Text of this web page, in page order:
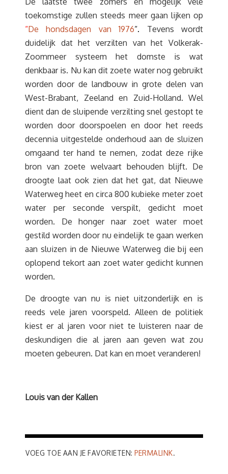
toekomstige zullen steeds meer gaan lijken op
“De hondsdagen van 1976“. Tevens wordt
duidelijk dat het verzilten van het Volkerak-
Zoommeer systeem het domste is wat
denkbaar is. Nu kan dit zoete water nog gebruikt
worden door de landbouw in grote delen van
West-Brabant, Zeeland en Zuid-Holland. Wel
dient dan de sluipende verzilting snel gestopt te
worden door doorspoelen en door het reeds
decennia uitgestelde onderhoud aan de sluizen
omgaand ter hand te nemen, zodat deze rijke
bron van zoete welvaart behouden blijft. De
droogte laat ook zien dat het gat, dat Nieuwe
Waterweg heet en circa 800 kubieke meter zoet
water per seconde verspilt, gedicht moet
worden. De honger naar zoet water moet
gestild worden door nu eindelijk te gaan werken
aan sluizen in de Nieuwe Waterweg die bij een
oplopend tekort aan zoet water gedicht kunnen
worden.
De droogte van nu is niet uitzonderlijk en is
reeds vele jaren voorspeld. Alleen de politiek
kiest er al jaren voor niet te luisteren naar de
deskundigen die al jaren aan geven wat zou
moeten gebeuren. Dat kan en moet veranderen!
Louis van der Kallen
VOEG TOE AAN JE FAVORIETEN: PERMALINK.